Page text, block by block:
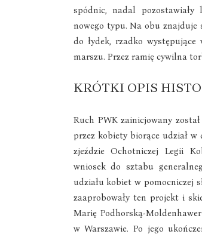
spódnic, nadal
nowego typu. Na obu znajduje
do łydek, rzadko
marszu. Przez ramię cywilna
KRÓTKI OPIS
Ruch PWK zainicjowany
przez kobiety biorące udział w
zjeździe Ochotniczej Legii
wniosek do sztabu
udziału kobiet w pomocniczej
zaaprobowały ten projekt i
Marię Podhorską-
w Warszawie. Po jego